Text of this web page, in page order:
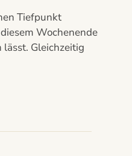
Tiefpunkt
Wochenende
Gleichzeitig